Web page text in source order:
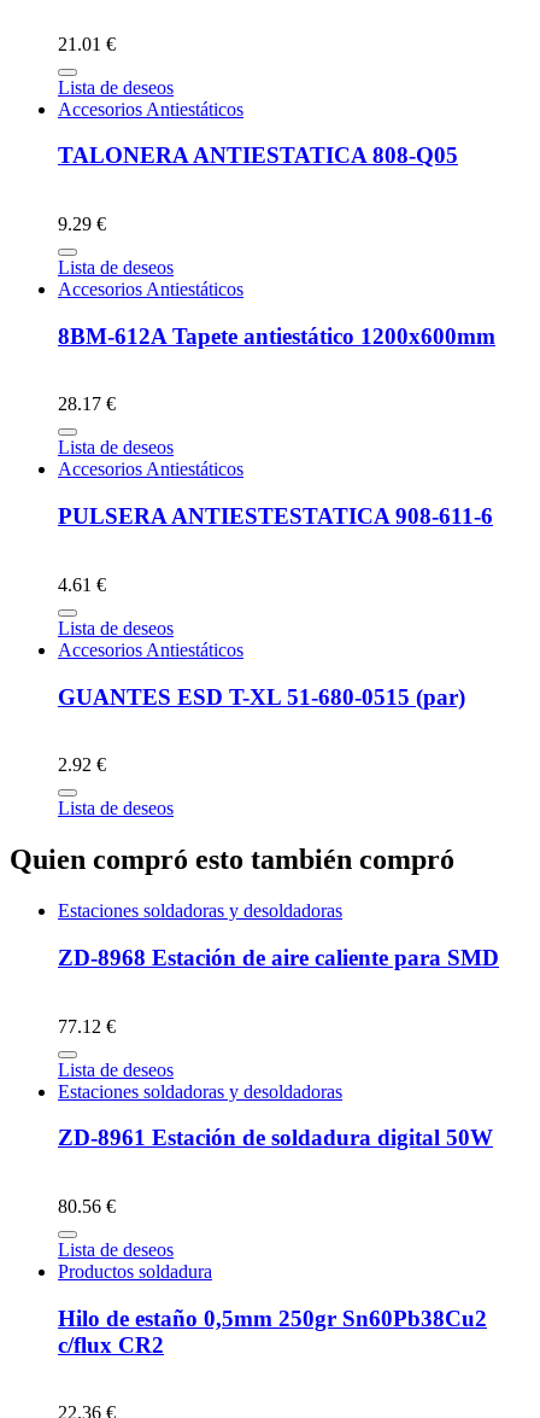
21.01 €
Lista de deseos
Accesorios Antiestáticos
TALONERA ANTIESTATICA 808-Q05
9.29 €
Lista de deseos
Accesorios Antiestáticos
8BM-612A Tapete antiestático 1200x600mm
28.17 €
Lista de deseos
Accesorios Antiestáticos
PULSERA ANTIESTESTATICA 908-611-6
4.61 €
Lista de deseos
Accesorios Antiestáticos
GUANTES ESD T-XL 51-680-0515 (par)
2.92 €
Lista de deseos
Quien compró esto también compró
Estaciones soldadoras y desoldadoras
ZD-8968 Estación de aire caliente para SMD
77.12 €
Lista de deseos
Estaciones soldadoras y desoldadoras
ZD-8961 Estación de soldadura digital 50W
80.56 €
Lista de deseos
Productos soldadura
Hilo de estaño 0,5mm 250gr Sn60Pb38Cu2
c/flux CR2
22.36 €